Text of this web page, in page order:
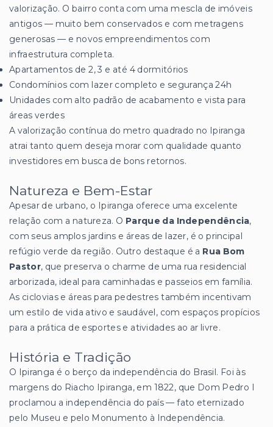
valorização. O bairro conta com uma mescla de imóveis
antigos — muito bem conservados e com metragens
generosas — e novos empreendimentos com
infraestrutura completa.
Apartamentos de 2, 3 e até 4 dormitórios
Condomínios com lazer completo e segurança 24h
Unidades com alto padrão de acabamento e vista para
áreas verdes
A valorização contínua do metro quadrado no Ipiranga
atrai tanto quem deseja morar com qualidade quanto
investidores em busca de bons retornos.
Natureza e Bem-Estar
Apesar de urbano, o Ipiranga oferece uma excelente
relação com a natureza. O Parque da Independência,
com seus amplos jardins e áreas de lazer, é o principal
refúgio verde da região. Outro destaque é a Rua Bom
Pastor, que preserva o charme de uma rua residencial
arborizada, ideal para caminhadas e passeios em família.
As ciclovias e áreas para pedestres também incentivam
um estilo de vida ativo e saudável, com espaços propícios
para a prática de esportes e atividades ao ar livre.
História e Tradição
O Ipiranga é o berço da independência do Brasil. Foi às
margens do Riacho Ipiranga, em 1822, que Dom Pedro I
proclamou a independência do país — fato eternizado
pelo Museu e pelo Monumento à Independência.